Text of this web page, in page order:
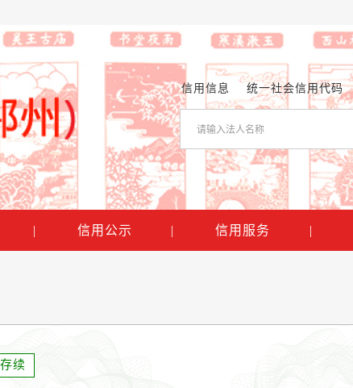
信用信息 统一社会信用代码
| 信用公示 | 信用服务 |
存续